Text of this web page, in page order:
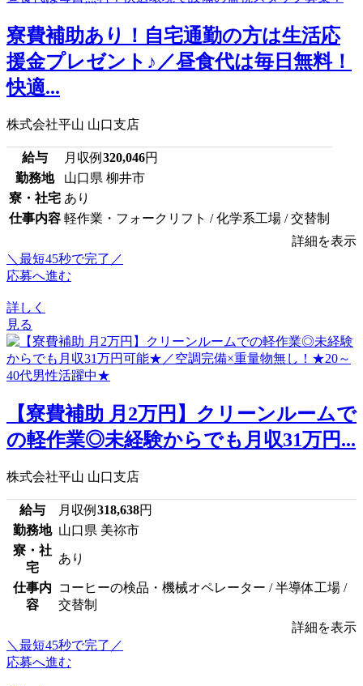
寮費補助あり！自宅通勤の方は生活応
援金プレゼント♪／昼食代は毎日無料！
快適...
株式会社平山 山口支店
給与 月収例 320,046円
勤務地
山口県 柳井市
寮・社宅 あり
仕事内容 軽作業・フォークリフト / 化学系工場 / 交替制
詳細を表示
＼最短45秒で完了／
応募へ進む
詳しく
見る
【寮費補助 月2万円】クリーンルームで
の軽作業◎未経験からでも月収31万円...
株式会社平山 山口支店
給与 月収例 318,638円
勤務地 山口県 美祢市
寮・社
宅
あり
仕事内
容
コーヒーの検品・機械オペレーター / 半導体工場 /
交替制
詳細を表示
＼最短45秒で完了／
応募へ進む